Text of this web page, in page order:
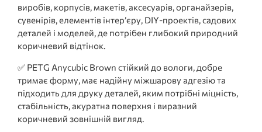
виробів, корпусів, макетів, аксесуарів, органайзерів,
сувенірів, елементів інтер’єру, DIY-проектів, садових
деталей і моделей, де потрібен глибокий природний
коричневий відтінок.
✅ PETG Anycubic Brown стійкий до вологи, добре
тримає форму, має надійну міжшарову адгезію та
підходить для друку деталей, яким потрібні міцність,
стабільність, акуратна поверхня і виразний
коричневий зовнішній вигляд.